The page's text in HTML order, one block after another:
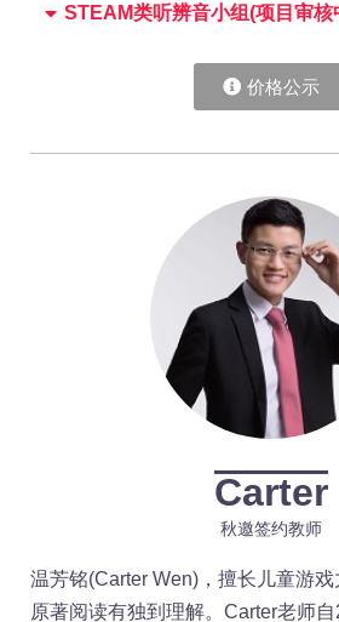
STEAM类听辨音小组(项目审核
价格公示
Carter
秋邀签约教师
温芳铭(Carter Wen)，擅长儿童游
原著阅读有独到理解。Carter老师